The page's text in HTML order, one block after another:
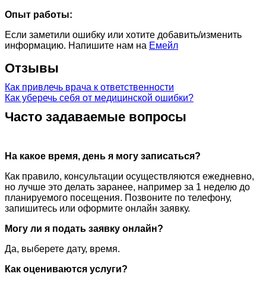
Опыт работы:
Если заметили ошибку или хотите добавить/изменить
информацию. Напишите нам на Емейл
Отзывы
Как привлечь врача к ответственности
Как уберечь себя от медицинской ошибки?
Часто задаваемые вопросы
На какое время, день я могу записаться?
Как правило, консультации осуществляются ежедневно,
но лучше это делать заранее, например за 1 неделю до
планируемого посещения. Позвоните по телефону,
запишитесь или оформите онлайн заявку.
Могу ли я подать заявку онлайн?
Да, выберете дату, время.
Как оцениваются услуги?